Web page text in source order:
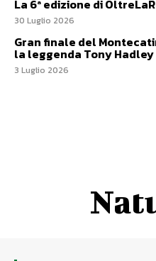
La 6ª edizione di
30 Luglio 2026
Gran finale del
la leggenda Tony Hadley
3 Luglio 2026